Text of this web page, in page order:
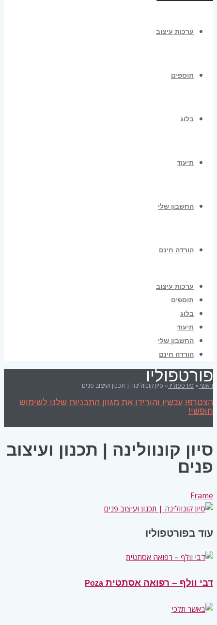
ערכות עיצוב
תוספים
בלוג
תיעוד
החשבון שלי
הורדה חינם
ערכות עיצוב
תוספים
בלוג
תיעוד
החשבון שלי
הורדה חינם
פורטפוליו
ראשי » פורטפוליו » סיון קונוולינה | תכנון ועיצוב פנים
הצטרפו עכשיו והורידו את מגוון התבניות שלנו לשימוש
חופשי!
סיון קונוולינה | תכנון ועיצוב
פנים
Frame
עוד בפורטפוליו
דבי וולף – רפואה אסתטית Poza